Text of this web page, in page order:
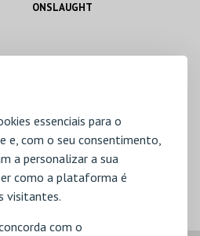
essenciais para o
e, com o seu consentimento,
a personalizar a sua
como a plataforma é
visitantes.
com o
ONSLAUGHT
CINE-TEATRO DE
COMPRAR